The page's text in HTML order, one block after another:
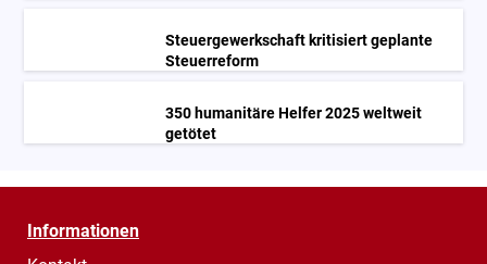
Steuergewerkschaft kritisiert geplante
Steuerreform
350 humanitäre Helfer 2025 weltweit
getötet
Informationen